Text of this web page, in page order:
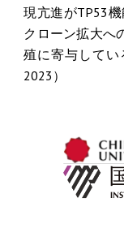
現亢進がTP53
クローン拡大へ
殖に寄与してい
2023）